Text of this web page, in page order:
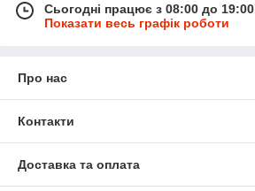
Сьогодні працює з 08:00 до 19:00
Показати весь графік роботи
Про нас
Контакти
Доставка та оплата